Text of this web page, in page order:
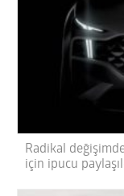
Radikal
için ipucu